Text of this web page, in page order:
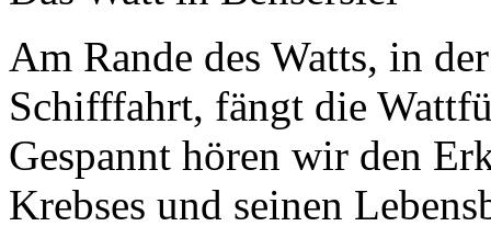
Am Rande des Watts, in
Schifffahrt, fängt die
Gespannt hören wir den
Krebses und seinen